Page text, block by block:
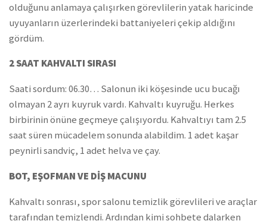
olduğunu anlamaya çalışırken görevlilerin yatak haricinde
uyuyanların üzerlerindeki battaniyeleri çekip aldığını
gördüm.
2 SAAT KAHVALTI SIRASI
Saati sordum: 06.30… Salonun iki köşesinde ucu bucağı
olmayan 2 ayrı kuyruk vardı. Kahvaltı kuyruğu. Herkes
birbirinin önüne geçmeye çalışıyordu. Kahvaltıyı tam 2.5
saat süren mücadelem sonunda alabildim. 1 adet kaşar
peynirli sandviç, 1 adet helva ve çay.
BOT, EŞOFMAN VE DİŞ MACUNU
Kahvaltı sonrası, spor salonu temizlik görevlileri ve araçlar
tarafından temizlendi. Ardından kimi sohbete dalarken